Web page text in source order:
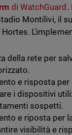
di WatchGuard .
Montilivi, il
della rete per
e risposta
i dispositivi
sospetti.
e riposta per
visibilità e